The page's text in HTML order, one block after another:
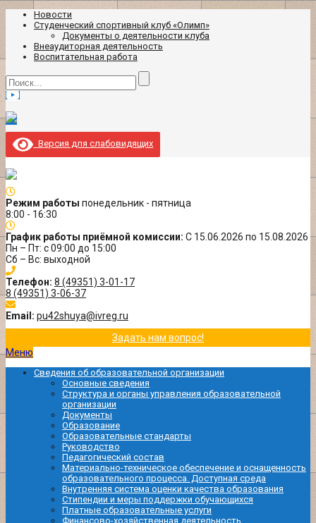
Новости
Студенческий спортивный клуб «Олимп»
Документы о деятельности клуба
Внеаудиторная деятельность
Воспитательная работа
Версия для слабовидящих
Режим работы понедельник - пятница
8:00 - 16:30
График работы приёмной комиссии: С 15.06.2026 по 15.08.2026
Пн – Пт: с 09:00 до 15:00
Сб – Вс: выходной
Телефон: 8 (49351) 3-01-17
8 (49351) 3-06-37
Email: pu42shuya@ivreg.ru
Задать нам вопрос!
Меню
Сведения об образовательной организации
Основные сведения
Структура и органы управления образовательной
организации
Документы
Образование
Образовательные стандарты
Руководство
Педагогический состав
Материально-техническое обеспечение и оснащенность
образовательного процесса. Доступная среда
Внутренняя система оценки качества образования
Стипендии и меры поддержки обучающихся
Платные образовательные услуги
Финансово-хозяйственная деятельность